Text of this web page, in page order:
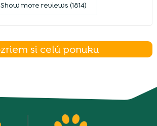
Show more reviews (1814)
si celú ponuku